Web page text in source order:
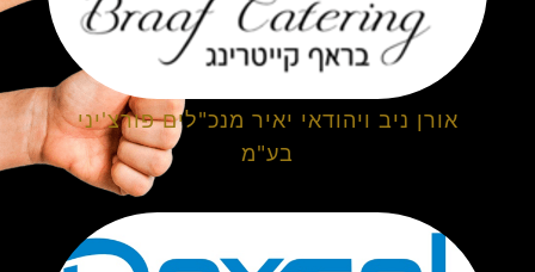
אורן ניב ויהודאי יאיר מנכ"לים פורצ'יני
בע"מ